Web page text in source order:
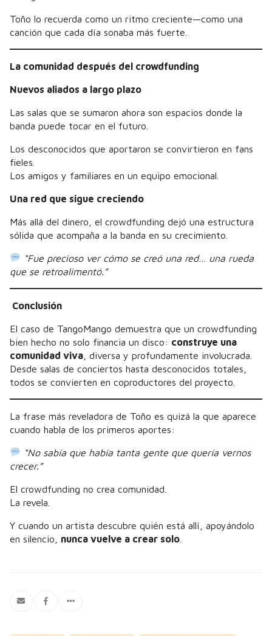
Toño lo recuerda como un ritmo creciente—como una
canción que cada día sonaba más fuerte.
La comunidad después del crowdfunding
Nuevos aliados a largo plazo
Las salas que se sumaron ahora son espacios donde la
banda puede tocar en el futuro.
Los desconocidos que aportaron se convirtieron en fans
fieles.
Los amigos y familiares en un equipo emocional.
Una red que sigue creciendo
Más allá del dinero, el crowdfunding dejó una estructura
sólida que acompaña a la banda en su crecimiento.
“Fue precioso ver cómo se creó una red… una rueda
que se retroalimentó.”
Conclusión
El caso de TangoMango demuestra que un crowdfunding
bien hecho no solo financia un disco: construye una
comunidad viva , diversa y profundamente involucrada.
Desde salas de conciertos hasta desconocidos totales,
todos se convierten en coproductores del proyecto.
La frase más reveladora de Toño es quizá la que aparece
cuando habla de los primeros aportes:
“No sabía que había tanta gente que quería vernos
crecer.”
El crowdfunding no crea comunidad.
La revela.
Y cuando un artista descubre quién está allí, apoyándolo
en silencio, nunca vuelve a crear solo